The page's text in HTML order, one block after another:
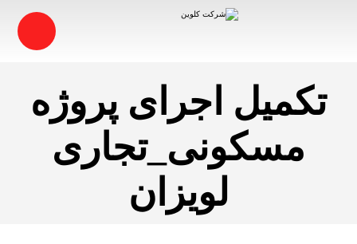
تکمیل اجرای پروژه
مسکونی_تجاری
لویزان